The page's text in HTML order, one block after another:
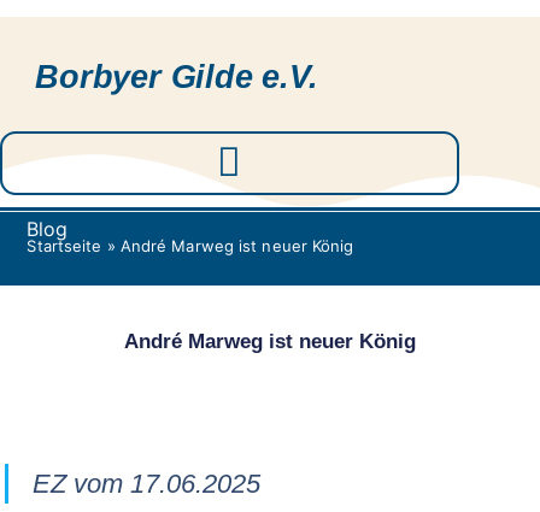
Borbyer Gilde e.V.
Blog
Startseite » André Marweg ist neuer König
André Marweg ist neuer König
EZ vom 17.06.2025